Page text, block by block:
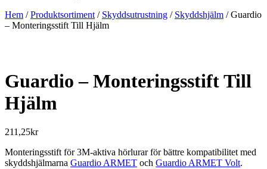
Hem /Produktsortiment / Skyddsutrustning / Skyddshjälm / Guardio
– Monteringsstift Till Hjälm
Guardio – Monteringsstift Till
Hjälm
211,25kr
Monteringsstift för 3M-aktiva hörlurar för bättre kompatibilitet med
skyddshjälmarna Guardio ARMET och Guardio ARMET Volt.